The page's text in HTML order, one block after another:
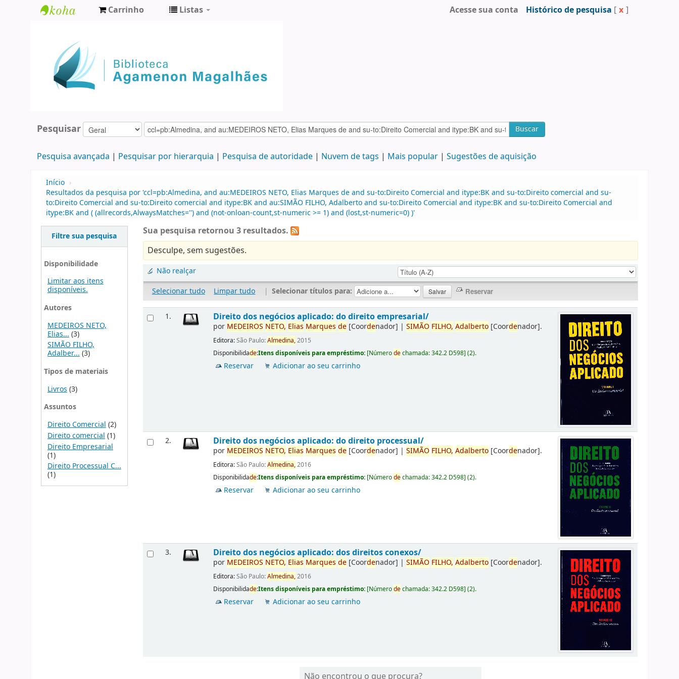
Agamenon
Magalhães
Carrinho Listas Acesse sua conta Histórico de pesquisa [ x ]
Pesquisar Buscar
Pesquisa avançada Pesquisar por hierarquia Pesquisa de autoridade Nuvem de tags Mais popular Sugestões de aquisição
Início ›
Resultados da pesquisa por 'ccl=pb:Almedina, and au:MEDEIROS NETO, Elias Marques de and su-to:Direito Comercial and itype:BK and su-to:Direito comercial and su-
to:Direito Comercial and su-to:Direito comercial and itype:BK and au:SIMÃO FILHO, Adalberto and su-to:Direito Comercial and itype:BK and su-to:Direito Comercial and
itype:BK and ( (allrecords,AlwaysMatches='') and (not-onloan-count,st-numeric >= 1) and (lost,st-numeric=0) )'
Filtre sua pesquisa
Disponibilidade
Limitar aos itens
disponíveis.
Autores
MEDEIROS NETO,
Elias... (3)
SIMÃO FILHO,
Adalber...(3)
Tipos de materiais
Livros (3)
Assuntos
Direito Comercial (2)
Direito comercial (1)
Direito Empresarial
(1)
Direito Processual C...
(1)
Sua pesquisa retornou 3 resultados.
Desculpe, sem sugestões.
Não realçar
Selecionar tudo
Limpar tudo | Selecionar títulos para:
1. Direito dos negócios aplicado: do direito empresarial/
por MEDEIROS NETO, Elias Marques de [Coordenador] |SIMÃO FILHO, Adalberto [Coordenador].
Editora:São Paulo:Almedina,2015
Disponibilidade:Itens disponíveis para empréstimo: [Númerodechamada:342.2 D598](2).
Reservar Adicionar ao seu carrinho
2. Direito dos negócios aplicado: do direito processual/
por MEDEIROS NETO, Elias Marques de [Coordenador] |SIMÃO FILHO, Adalberto [Coordenador].
Editora:São Paulo:Almedina,2016
Disponibilidade:Itens disponíveis para empréstimo: [Númerodechamada:342.2 D598](2).
Reservar Adicionar ao seu carrinho
3. Direito dos negócios aplicado: dos direitos conexos/
por MEDEIROS NETO, Elias Marques de [Coordenador] |SIMÃO FILHO, Adalberto [Coordenador].
Editora:São Paulo:Almedina,2016
Disponibilidade:Itens disponíveis para empréstimo: [Númerodechamada:342.2 D598](2).
Reservar Adicionar ao seu carrinho